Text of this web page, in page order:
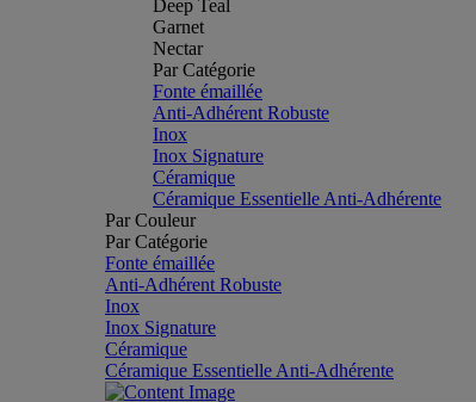
Deep Teal
Garnet
Nectar
Par Catégorie
Fonte émaillée
Anti-Adhérent Robuste
Inox
Inox Signature
Céramique
Céramique Essentielle Anti-Adhérente
Par Couleur
Par Catégorie
Fonte émaillée
Anti-Adhérent Robuste
Inox
Inox Signature
Céramique
Céramique Essentielle Anti-Adhérente